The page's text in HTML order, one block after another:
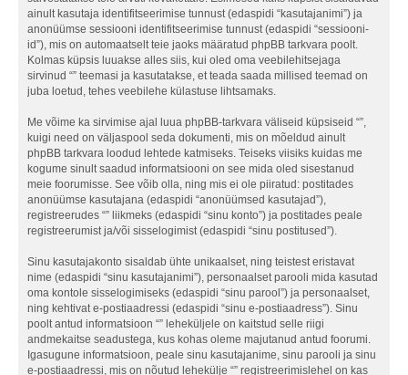
ainult kasutaja identifitseerimise tunnust (edaspidi “kasutajanimi”) ja
anonüümse sessiooni identifitseerimise tunnust (edaspidi “sessiooni-
id”), mis on automaatselt teie jaoks määratud phpBB tarkvara poolt.
Kolmas küpsis luuakse alles siis, kui oled oma veebilehitsejaga
sirvinud “” teemasi ja kasutatakse, et teada saada millised teemad on
juba loetud, tehes veebilehe külastuse lihtsamaks.
Me võime ka sirvimise ajal luua phpBB-tarkvara väliseid küpsiseid “”,
kuigi need on väljaspool seda dokumenti, mis on mõeldud ainult
phpBB tarkvara loodud lehtede katmiseks. Teiseks viisiks kuidas me
kogume sinult saadud informatsiooni on see mida oled sisestanud
meie foorumisse. See võib olla, ning mis ei ole piiratud: postitades
anonüümse kasutajana (edaspidi “anonüümsed kasutajad”),
registreerudes “” liikmeks (edaspidi “sinu konto”) ja postitades peale
registreerumist ja/või sisselogimist (edaspidi “sinu postitused”).
Sinu kasutajakonto sisaldab ühte unikaalset, ning teistest eristavat
nime (edaspidi “sinu kasutajanimi”), personaalset parooli mida kasutad
oma kontole sisselogimiseks (edaspidi “sinu parool”) ja personaalset,
ning kehtivat e-postiaadressi (edaspidi “sinu e-postiaadress”). Sinu
poolt antud informatsioon “” leheküljele on kaitstud selle riigi
andmekaitse seadustega, kus kohas oleme majutanud antud foorumi.
Igasugune informatsioon, peale sinu kasutajanime, sinu parooli ja sinu
e-postiaadressi, mis on nõutud lehekülje “” registreerimislehel on kas